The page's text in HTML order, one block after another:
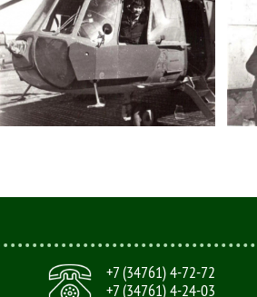
+7 (34761) 4-72-72
+7 (34761) 4-24-03